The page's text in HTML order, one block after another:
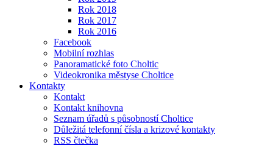
Rok 2018
Rok 2017
Rok 2016
Facebook
Mobilní rozhlas
Panoramatické foto Choltic
Videokronika městyse Choltice
Kontakty
Kontakt
Kontakt knihovna
Seznam úřadů s působností Choltice
Důležitá telefonní čísla a krizové kontakty
RSS čtečka